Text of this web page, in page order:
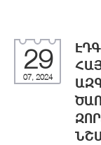
29
07, 2024